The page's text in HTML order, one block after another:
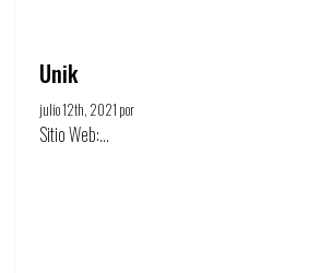
Unik
julio 12th, 2021 por
Sitio Web:...